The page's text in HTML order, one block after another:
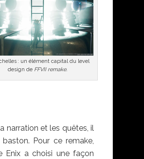
: un élément capital du level
design de FFVII remake.
narration et les quêtes, il
Pour ce remake,
Enix a choisi une façon